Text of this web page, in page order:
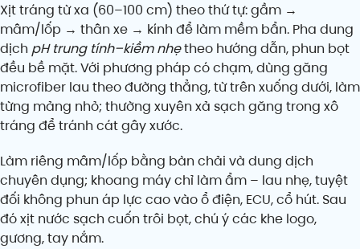
Xịt tráng từ xa (60–100 cm) theo thứ tự: gầm →
mâm/lốp → thân xe → kính để làm mềm bẩn. Pha dung
dịch pH trung tính–kiềm nhẹtheo hướng dẫn, phun bọt
đều bề mặt. Với phương pháp có chạm, dùng găng
microfiber lau theo đường thẳng, từ trên xuống dưới, làm
từng mảng nhỏ; thường xuyên xả sạch găng trong xô
tráng để tránh cát gây xước.
Làm riêng mâm/lốp bằng bàn chải và dung dịch
chuyên dụng; khoang máy chỉ làm ẩm – lau nhẹ, tuyệt
đối không phun áp lực cao vào ổ điện, ECU, cổ hút. Sau
đó xịt nước sạch cuốn trôi bọt, chú ý các khe logo,
gương, tay nắm.